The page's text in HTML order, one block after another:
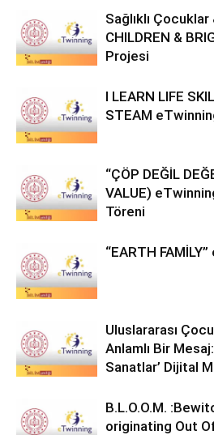
Sağlıklı
CHILDREN &
Projesi
I LEARN LIFE
STEAM
“ÇÖP DEĞİL
VALUE)
Töreni
“EARTH
Uluslararası
Anlamlı Bir
Sanatlar’ Dijital
B.L.O.O.M.
originating Out